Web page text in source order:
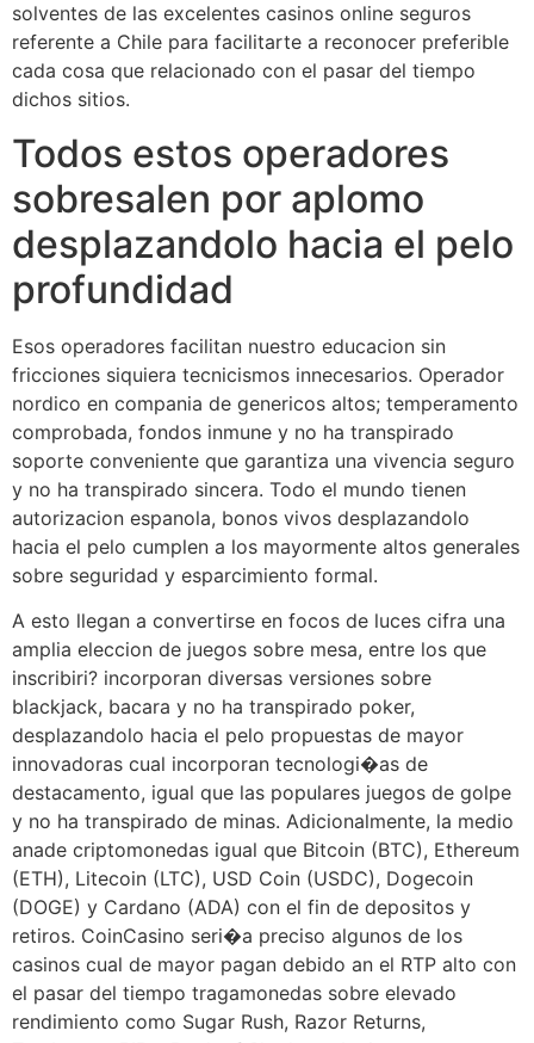
solventes de las excelentes casinos online seguros
referente a Chile para facilitarte a reconocer preferible
cada cosa que relacionado con el pasar del tiempo
dichos sitios.
Todos estos operadores
sobresalen por aplomo
desplazandolo hacia el pelo
profundidad
Esos operadores facilitan nuestro educacion sin
fricciones siquiera tecnicismos innecesarios. Operador
nordico en compania de genericos altos; temperamento
comprobada, fondos inmune y no ha transpirado
soporte conveniente que garantiza una vivencia seguro
y no ha transpirado sincera. Todo el mundo tienen
autorizacion espanola, bonos vivos desplazandolo
hacia el pelo cumplen a los mayormente altos generales
sobre seguridad y esparcimiento formal.
A esto llegan a convertirse en focos de luces cifra una
amplia eleccion de juegos sobre mesa, entre los que
inscribiri? incorporan diversas versiones sobre
blackjack, bacara y no ha transpirado poker,
desplazandolo hacia el pelo propuestas de mayor
innovadoras cual incorporan tecnologi�as de
destacamento, igual que las populares juegos de golpe
y no ha transpirado de minas. Adicionalmente, la medio
anade criptomonedas igual que Bitcoin (BTC), Ethereum
(ETH), Litecoin (LTC), USD Coin (USDC), Dogecoin
(DOGE) y Cardano (ADA) con el fin de depositos y
retiros. CoinCasino seri�a preciso algunos de los
casinos cual de mayor pagan debido an el RTP alto con
el pasar del tiempo tragamonedas sobre elevado
rendimiento como Sugar Rush, Razor Returns,